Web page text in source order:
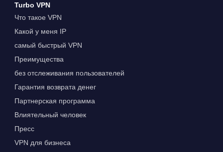
Turbo VPN
Что такое VPN
Какой у меня IP
самый быстрый VPN
Преимущества
без отслеживания пользователей
Гарантия возврата денег
Партнерская программа
Влиятельный человек
Пресс
VPN для бизнеса